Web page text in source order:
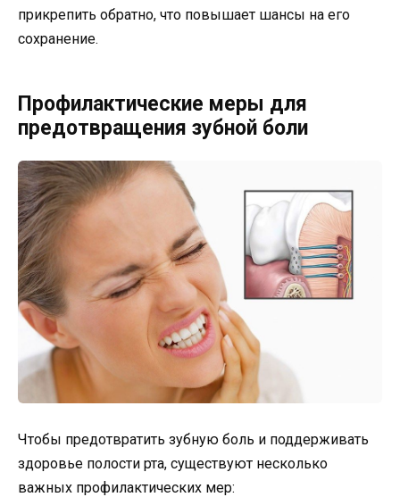
прикрепить обратно, что повышает шансы на его
сохранение.
Профилактические меры для
предотвращения зубной боли
Чтобы предотвратить зубную боль и поддерживать
здоровье полости рта, существуют несколько
важных профилактических мер: